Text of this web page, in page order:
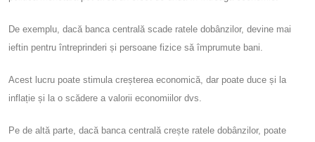
De exemplu, dacă banca centrală scade ratele dobânzilor, devine mai
ieftin pentru întreprinderi și persoane fizice să împrumute bani.
Acest lucru poate stimula creșterea economică, dar poate duce și la
inflație și la o scădere a valorii economiilor dvs.
Pe de altă parte, dacă banca centrală crește ratele dobânzilor, poate